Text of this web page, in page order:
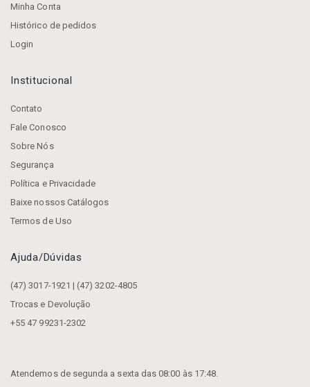
Minha Conta
Histórico de pedidos
Login
Institucional
Contato
Fale Conosco
Sobre Nós
Segurança
Política e Privacidade
Baixe nossos Catálogos
Termos de Uso
Ajuda/dúvidas
(47) 3017-1921 | (47) 3202-4805
Trocas e Devolução
+55 47 99231-2302
Atendemos de segunda a sexta das 08:00 às 17:48.